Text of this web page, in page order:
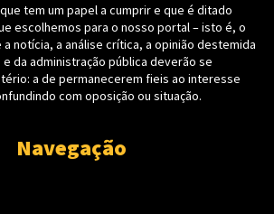
tem um papel a cumprir e que é ditado
escolhemos para o nosso portal – isto é, o
notícia, a análise crítica, a opinião destemida
da administração pública deverão se
a de permanecerem fieis ao interesse
com oposição ou situação.
Navegação